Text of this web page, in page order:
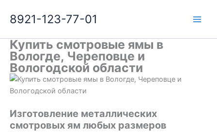
8921-123-77-01
Купить смотровые ямы в
Вологде, Череповце и
Вологодской области
Изготовление металлических
смотровых ям любых размеров